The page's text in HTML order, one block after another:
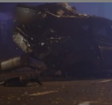
FOTO GALERİ
VIDEO GALERİ
ALGEMENE
CONTACT